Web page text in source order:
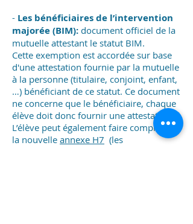
- Les bénéficiaires de l’intervention
majorée (BIM): document officiel de la
mutuelle attestant le statut BIM.
Cette exemption est accordée sur base
d'une attestation fournie par la mutuelle
à la personne (titulaire, conjoint, enfant,
…) bénéficiant de ce statut. Ce document
ne concerne que le bénéficiaire, chaque
élève doit donc fournir une attestation.
L’élève peut également faire compléter
la nouvelle annexe H7 (les